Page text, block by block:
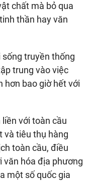
chất mà bỏ qua
thần hay văn
truyền thống
trung vào việc
hơn bao giờ hết với
với toàn cầu
và tiêu thụ hàng
toàn cầu, điều
văn hóa địa phương
một số quốc gia